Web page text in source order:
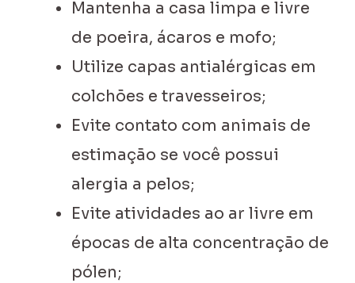
Mantenha a casa limpa e livre
de poeira, ácaros e mofo;
Utilize capas antialérgicas em
colchões e travesseiros;
Evite contato com animais de
estimação se você possui
alergia a pelos;
Evite atividades ao ar livre em
épocas de alta concentração de
pólen;